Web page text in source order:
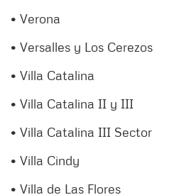
• Verona
• Versalles y Los Cerezos
• Villa Catalina
• Villa Catalina II y III
• Villa Catalina III Sector
• Villa Cindy
• Villa de Las Flores